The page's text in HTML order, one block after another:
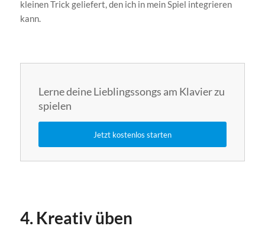
kleinen Trick geliefert, den ich in mein Spiel integrieren
kann.
Lerne deine Lieblingssongs am Klavier zu
spielen
Jetzt kostenlos starten
4. Kreativ üben